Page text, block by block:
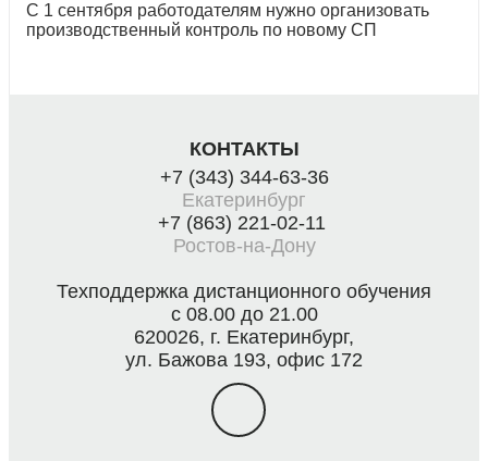
С 1 сентября работодателям нужно организовать
производственный контроль по новому СП
КОНТАКТЫ
+7 (343) 344-63-36
Екатеринбург
+7 (863) 221-02-11
Ростов-на-Дону
Техподдержка дистанционного обучения
с 08.00 до 21.00
620026, г. Екатеринбург,
ул. Бажова 193, офис 172